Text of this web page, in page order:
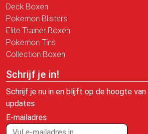
Deck Boxen
Pokemon Blisters
Elite Trainer Boxen
Pokemon Tins
Collection Boxen
Schrijf je in!
Schrijf je nu in en blijft op de hoogte
updates
E-mailadres